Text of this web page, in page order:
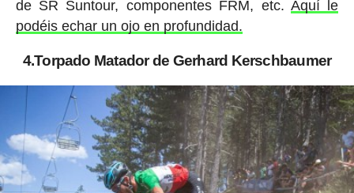
de SR Suntour, componentes FRM, etc. Aquí le
podéis echar un ojo en profundidad.
4.Torpado Matador de Gerhard Kerschbaumer